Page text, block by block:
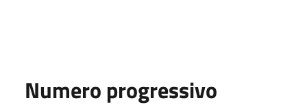
Numero progressivo